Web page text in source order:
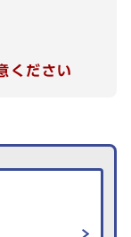
ください